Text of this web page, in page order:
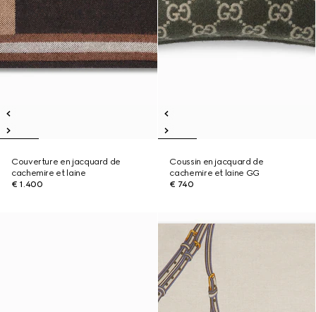
Couverture en jacquard de
cachemire et laine
€ 1.400
Coussin en jacquard de
cachemire et laine GG
€ 740